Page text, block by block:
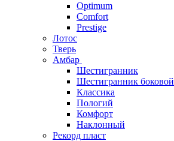
Optimum
Comfort
Prestige
Лотос
Тверь
Амбар
Шестигранник
Шестигранник боковой
Классика
Пологий
Комфорт
Наклонный
Рекорд пласт